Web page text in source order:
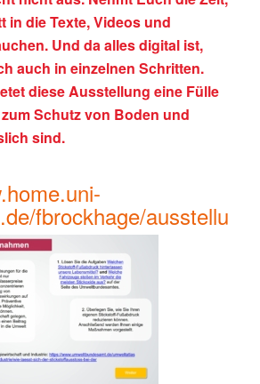
in die Texte, Videos und
Und da alles digital ist,
auch in einzelnen Schritten.
diese Ausstellung eine Fülle
Schutz von Boden und
sind.
fbrockhage/